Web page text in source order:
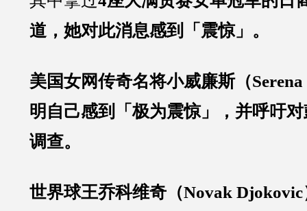
道，她对此消息感到「震惊」。
美国女网传奇名将小威廉斯（
明自己感到「极为震惊」，并呼吁
调查。
世界球王乔科维奇（Novak